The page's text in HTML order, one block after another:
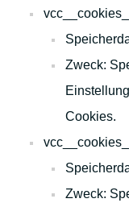
Zweck:
Cookies.
Zweck: